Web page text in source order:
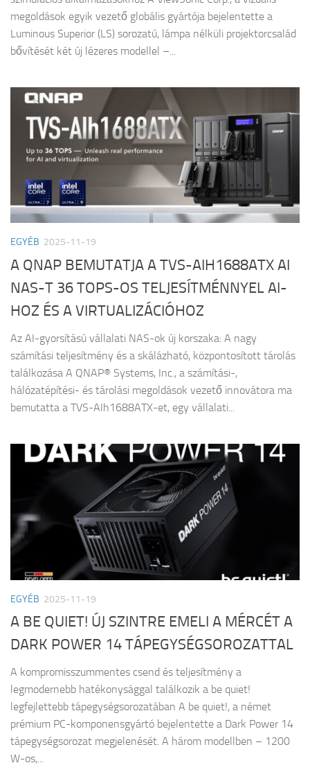
megoldások egyik vezető globális gyártója bejelentette a
Luminous Superior (LS) sorozatú, lámpa nélküli projektorcsalád
bővítését két új lézeres modellel –...
EGYÉB 2025-11-19
A QNAP BEMUTATJA A TVS-AIH1688ATX AI
NAS-T 36 TOPS-OS TELJESÍTMÉNNYEL AI-
HOZ ÉS A VIRTUALIZÁCIÓHOZ
Az AI-gyorsítású vállalati NAS-ok új korszaka: A nagy
számítási teljesítmény és a skálázható, központosított tárolás
találkozása A QNAP® Systems, Inc., a számítási-,
hálózatépítési- és tárolási megoldások vezető innovátora ma
bemutatta a TVS-AIh1688ATX-et, egy vállalati...
EGYÉB 2025-11-19
A BE QUIET! ÚJ SZINTRE EMELI A MÉRCÉT A
DARK POWER 14 TÁPEGYSÉGSOROZATTAL
A kompromisszummentes csend és teljesítmény a
legmodernebb hatékonysággal találkozik a be quiet!
legfejlettebb tápegységsorozatában A be quiet!, a német
prémium PC-komponensgyártó bejelentette a Dark Power 14
tápegységsorozat megjelenését. A három modellben – 1200
W-os,...